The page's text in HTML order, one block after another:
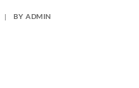
| BYADMIN